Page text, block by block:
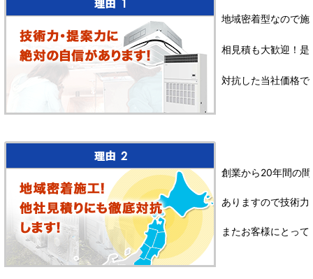
地域密着型なので
相見積も大歓迎！
対抗した当社価格
創業から20年間の
ありますので技術
またお客様にとっ